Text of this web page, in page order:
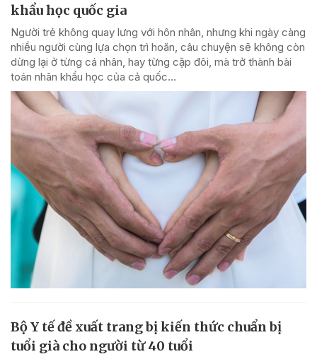
khẩu học quốc gia
Người trẻ không quay lưng với hôn nhân, nhưng khi ngày càng
nhiều người cùng lựa chọn trì hoãn, câu chuyện sẽ không còn
dừng lại ở từng cá nhân, hay từng cặp đôi, mà trở thành bài
toán nhân khẩu học của cả quốc...
Bộ Y tế đề xuất trang bị kiến thức chuẩn bị
tuổi già cho người từ 40 tuổi